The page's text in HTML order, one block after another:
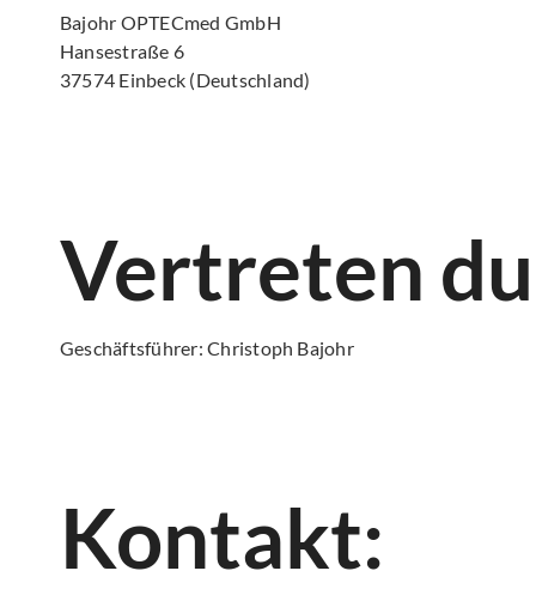
Bajohr OPTECmed GmbH
Hansestraße 6
37574 Einbeck (Deutschland)
Vertreten
Geschäftsführer: Christoph Bajohr
Kontakt: